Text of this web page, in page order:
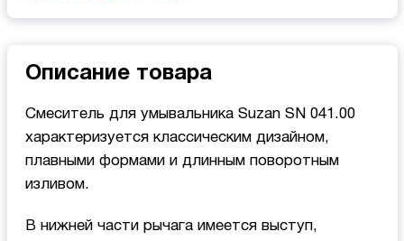
Описание товара
Смеситель для умывальника Suzan SN 041.00
характеризуется классическим дизайном,
плавными формами и длинным поворотным
изливом.
В нижней части рычага имеется выступ,